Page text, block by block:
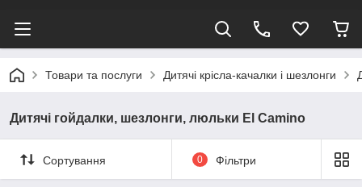
Товари та послуги Дитячі крісла-качалки і шезлонги
Дитячі гойдалки, шезлонги, люльки El Camino
Сортування 0 Фільтри